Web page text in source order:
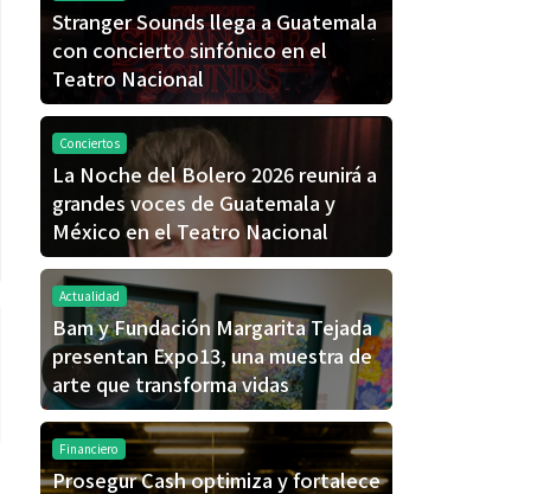
Stranger Sounds llega a Guatemala
con concierto sinfónico en el
Teatro Nacional
Conciertos
La Noche del Bolero 2026 reunirá a
grandes voces de Guatemala y
México en el Teatro Nacional
Actualidad
Bam y Fundación Margarita Tejada
presentan Expo13, una muestra de
arte que transforma vidas
Financiero
Prosegur Cash optimiza y fortalece